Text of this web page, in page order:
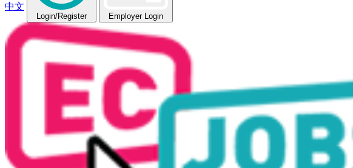
中文
Login/Register Employer Login